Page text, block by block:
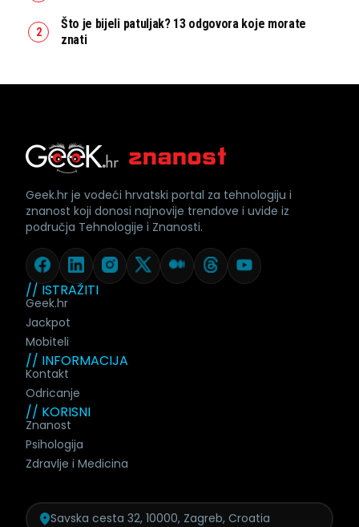
Što je bijeli patuljak? 13 odgovora koje morate
znati
// ISTRAŽITI
Geek.hr
Jackpot
Mobiteli
// INFORMACIJA
Kontakt
Odricanje
// KORISNI
Znanost
Psihologija
Zdravlje i Medicina
Geek.hr je vodeći hrvatski portal za tehnologiju i
znanost koji donosi najnovije trendove i uvide iz
područja Tehnologije i Znanosti.
Savska cesta 32, 10000, Zagreb, Croatia